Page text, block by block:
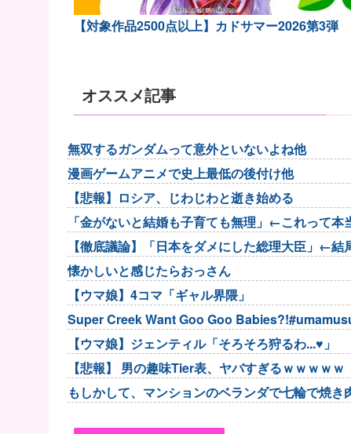
【対象作品2500点以上】カドサマー2026第3弾
オススメ記事
無双するガンダムって意外といないよね他
漫画ゲームアニメで史上最低の後付け他
【悲報】ロシア、じわじわと逝き始める
「金がないと結婚も子育ても無理」←これって本
【徹底議論】「日本をダメにした総理大臣」←結
懐かしいと感じたらおっさん
【ウマ娘】4コマ「ギャル界隈」
Super Creek Want Goo Goo
【ウマ娘】ジェンティル「そろそろ狩るわ...♥」
【悲報】 男の趣味Tier表、ヤバすぎるｗｗｗｗｗ
もしかして、マンションのベランダで七輪で焼